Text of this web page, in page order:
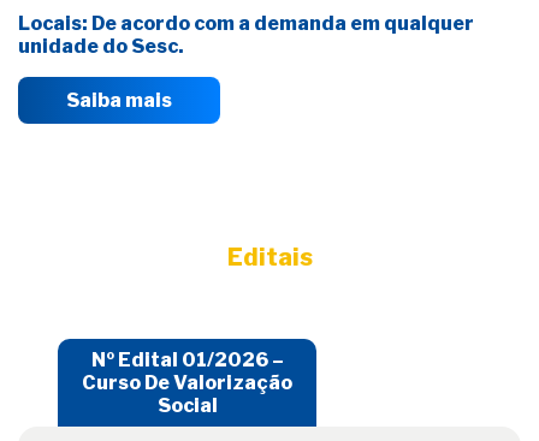
Locais: De acordo com a demanda em qualquer
unidade do Sesc.
Saiba mais
Editais
Nº Edital 01/2026 –
Curso De Valorização
Social